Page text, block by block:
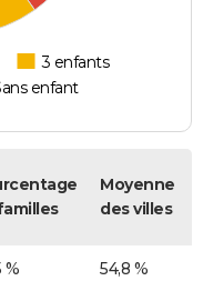
3 enfants
enfant
Moyenne
des villes
% 54,8 %